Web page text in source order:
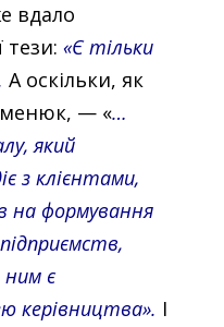
вдало
тези: «Є тільки
А оскільки, як
— «…
який
з клієнтами,
на формування
ним є
керівництва». І